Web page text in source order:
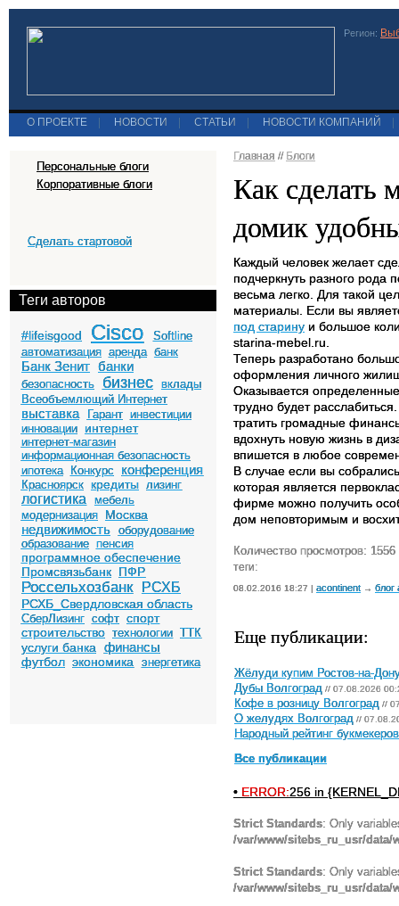
Регион:
О ПРОЕКТЕ НОВОСТИ СТАТЬИ НОВОСТИ КОМПАНИЙ
Персональные блоги
Корпоративные блоги
Сделать стартовой
Теги авторов
#lifeisgood Cisco
Softline
автоматизация аренда банк
Банк Зенит банки
безопасность бизнес
вклады
Всеобъемлющий Интернет
выставка Гарант инвестиции
инновации
интернет
интернет-магазин
информационная безопасность
ипотека
Конкурс конференция
Красноярск кредиты лизинг
логистика
мебель
модернизация
Москва
недвижимость оборудование
образование пенсия
программное обеспечение
Промсвязьбанк ПФР
Россельхозбанк РСХБ
РСХБ_Свердловская область
СберЛизинг софт спорт
строительство технологии ТТК
услуги банка финансы
футбол экономика энергетика
Главная // Блоги
Как сделать
домик
Каждый человек желает
подчеркнуть разного
весьма легко. Для такой
материалы. Если вы
под старину и большое
starina-mebel.ru.
Теперь разработано
оформления личного
Оказывается
трудно будет
тратить громадные
вдохнуть новую жизнь в
впишется в любое
В случае если вы
которая является
фирме можно получить
дом неповторимым и
Количество просмотров: 1556
теги:
08.02.2016 18:27 | acontinent → блог
Еще публикации:
Жёлуди купим Ростов-на-
Дубы Волгоград // 07.08.2026
Кофе в розницу Волгоград //
О желудях Волгоград //
Народный рейтинг
Все публикации
• ERROR:256 in
Strict Standards: Only
/var/www/sitebs_ru_usr/
Strict Standards: Only
/var/www/sitebs_ru_usr/